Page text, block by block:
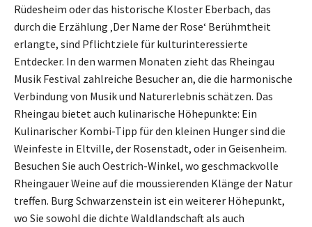
Rüdesheim oder das historische Kloster Eberbach, das
durch die Erzählung ‚Der Name der Rose‘ Berühmtheit
erlangte, sind Pflichtziele für kulturinteressierte
Entdecker. In den warmen Monaten zieht das Rheingau
Musik Festival zahlreiche Besucher an, die die harmonische
Verbindung von Musik und Naturerlebnis schätzen. Das
Rheingau bietet auch kulinarische Höhepunkte: Ein
Kulinarischer Kombi-Tipp für den kleinen Hunger sind die
Weinfeste in Eltville, der Rosenstadt, oder in Geisenheim.
Besuchen Sie auch Oestrich-Winkel, wo geschmackvolle
Rheingauer Weine auf die moussierenden Klänge der Natur
treffen. Burg Schwarzenstein ist ein weiterer Höhepunkt,
wo Sie sowohl die dichte Waldlandschaft als auch